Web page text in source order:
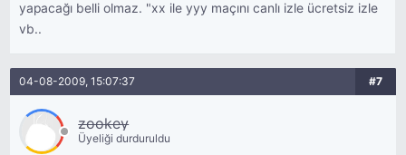
yapacağı belli olmaz. "xx ile yyy maçını canlı izle ücretsiz izle
vb..
04-08-2009, 15:07:37 #7
zookey
Üyeliği durduruldu